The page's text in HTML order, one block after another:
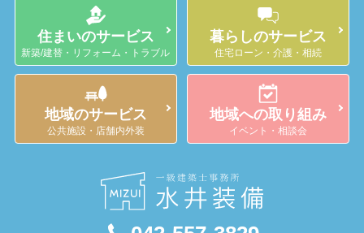
住まいのサービス
新築/建替・リフォーム・トラブル
暮らしのサービス
住宅ローン・介護・相続
地域のサービス
公共施設・店舗内外装
地域への取り組み
イベント・相談会